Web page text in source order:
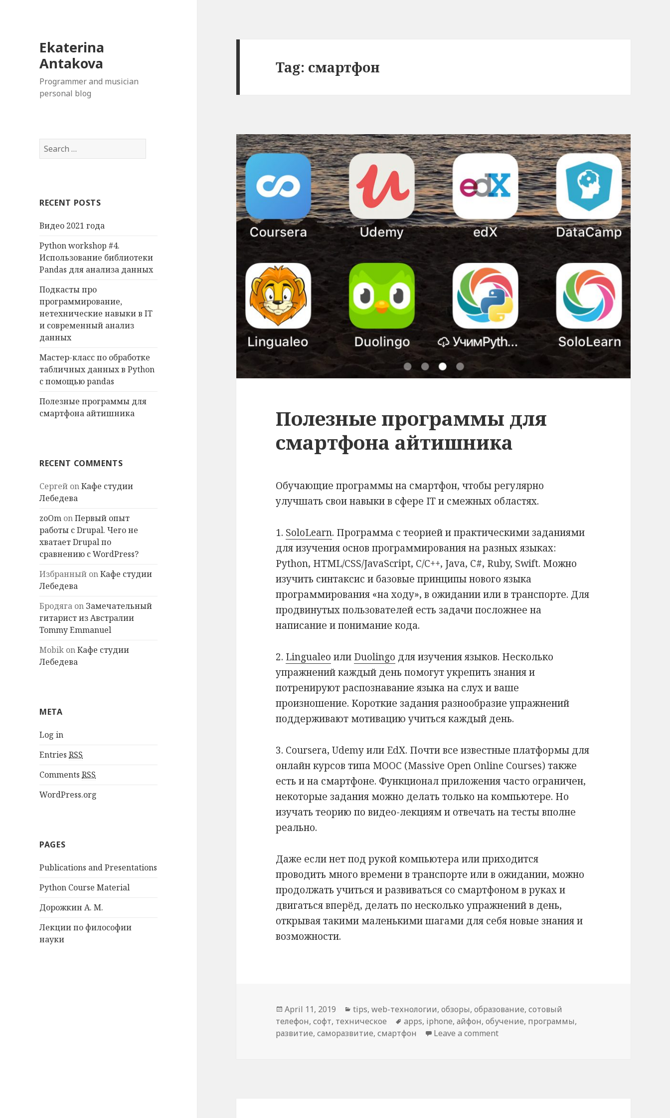
Ekaterina
Antakova
Programmer and musician
personal blog
S
e
h
o
r
:
RECENT POSTS
Видео 2021 года
Python workshop #4.
Использование библиотеки
Pandas для анализа данных
Подкасты про
программирование,
нетехнические навыки в IT
и современный анализ
данных
Мастер-класс по обработке
табличных данных в Python
с помощью pandas
Полезные программы для
смартфона айтишника
RECENT COMMENTS
Сергей onКафе студии
Лебедева
zoOm onПервый опыт
работы с Drupal. Чего не
хватает Drupal по
сравнению с WordPress?
Избранный onКафе студии
Лебедева
Бродяга on Замечательный
гитарист из Австралии
Tommy Emmanuel
Mobik onКафе студии
Лебедева
META
Log in
EntriesRSS
CommentsRSS
WordPress.org
PAGES
Publications and Presentations
Python Course Material
Дорожкин А. М.
Лекции по философии
науки
Tag: смартфон
Полезные программы для
смартфона айтишника
Обучающие программы на смартфон, чтобы регулярно
улучшать свои навыки в сфере IT и смежных областях.
1. SoloLearn. Программа с теорией и практическими заданиями
для изучения основ программирования на разных языках:
Python, HTML/CSS/JavaScript, C/C++, Java, C#, Ruby, Swift. Можно
изучить синтаксис и базовые принципы нового языка
программирования «на ходу», в ожидании или в транспорте. Для
продвинутых пользователей есть задачи посложнее на
написание и понимание кода.
2. Lingualeo или Duolingo для изучения языков. Несколько
упражнений каждый день помогут укрепить знания и
потренируют распознавание языка на слух и ваше
произношение. Короткие задания разнообразие упражнений
поддерживают мотивацию учиться каждый день.
3. Coursera, Udemy или EdX. Почти все известные платформы для
онлайн курсов типа MOOC (Massive Open Online Courses) также
есть и на смартфоне. Функционал приложения часто ограничен,
некоторые задания можно делать только на компьютере. Но
изучать теорию по видео-лекциям и отвечать на тесты вполне
реально.
Даже если нет под рукой компьютера или приходится
проводить много времени в транспорте или в ожидании, можно
продолжать учиться и развиваться со смартфоном в руках и
двигаться вперёд, делать по несколько упражнений в день,
открывая такими маленькими шагами для себя новые знания и
возможности.
Posted
on
April 11, 2019 Categories
tips,web-технологии,обзоры,образование,сотовый
телефон,софт, техническое Tags
apps, iphone,айфон,обучение, программы,
развитие,саморазвитие,смартфон Leave a comment